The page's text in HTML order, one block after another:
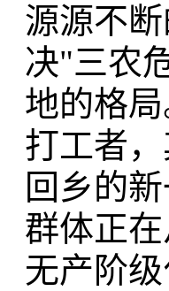
源源不
决"三农
地的格
打工者
回乡的
群体正
无产阶